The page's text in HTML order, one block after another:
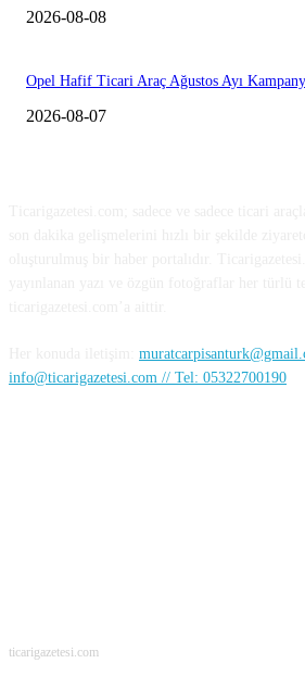
2026-08-08
Opel Hafif Ticari Araç Ağustos Ayı
2026-08-07
info@ticarigazetesi.com // Tel: 05322700190
ticarigazetesi.com